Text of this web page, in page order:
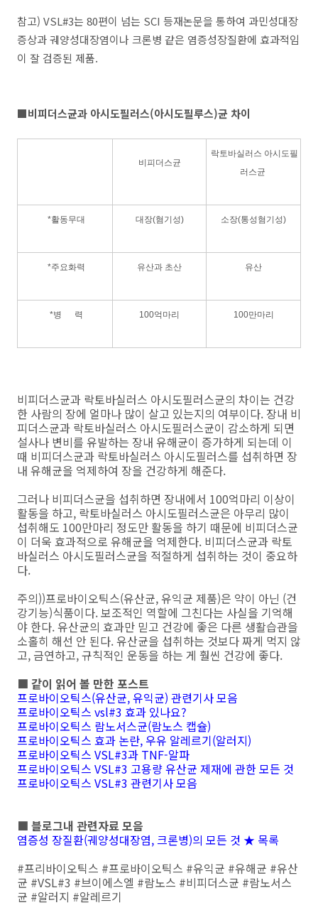
참고) VSL#3는 80편이 넘는 SCI 등재논문을 통하여 과민성대장
증상과 궤양성대장염이나 크론병 같은 염증성장질환에 효과적임
이 잘 검증된 제품.
■비피더스균과 아시도필러스(아시도필루스)균 차이
비피더스균
락토바실러스 아시도필
러스균
*활동무대 대장(혐기성) 소장(통성혐기성)
*주요화력 유산과 초산 유산
*병 력 100억마리 100만마리
비피더스균과 락토바실러스 아시도필러스균의 차이는 건강
한 사람의 장에 얼마나 많이 살고 있는지의 여부이다. 장내 비
피더스균과 락토바실러스 아시도필러스균이 감소하게 되면
설사나 변비를 유발하는 장내 유해균이 증가하게 되는데 이
때 비피더스균과 락토바실러스 아시도필러스를 섭취하면 장
내 유해균을 억제하여 장을 건강하게 해준다.
그러나 비피더스균을 섭취하면 장내에서 100억마리 이상이
활동을 하고, 락토바실러스 아시도필러스균은 아무리 많이
섭취해도 100만마리 정도만 활동을 하기 때문에 비피더스균
이 더욱 효과적으로 유해균을 억제한다. 비피더스균과 락토
바실러스 아시도필러스균을 적절하게 섭취하는 것이 중요하
다.
주의))프로바이오틱스(유산균, 유익균 제품)은 약이 아닌 (건
강기능)식품이다. 보조적인 역할에 그친다는 사실을 기억해
야 한다. 유산균의 효과만 믿고 건강에 좋은 다른 생활습관을
소홀히 해선 안 된다. 유산균을 섭취하는 것보다 짜게 먹지 않
고, 금연하고, 규칙적인 운동을 하는 게 훨씬 건강에 좋다.
■ 같이 읽어 볼 만한 포스트
프로바이오틱스(유산균, 유익균) 관련기사 모음
프로바이오틱스 vsl#3 효과 있나요?
프로바이오틱스 람노서스균(람노스 캡슐)
프로바이오틱스 효과 논란, 우유 알레르기(알러지)
프로바이오틱스 VSL#3과 TNF-알파
프로바이오틱스 VSL#3 고용량 유산균 제재에 관한 모든 것
프로바이오틱스 VSL#3 관련기사 모음
■ 블로그내 관련자료 모음
염증성 장질환(궤양성대장염, 크론병)의 모든 것 ★ 목록
#프리바이오틱스 #프로바이오틱스 #유익균 #유해균 #유산
균 #VSL#3 #브이에스엘 #람노스 #비피더스균 #람노서스
균 #알러지 #알레르기